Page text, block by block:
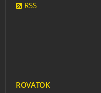
RSS
ROVATOK